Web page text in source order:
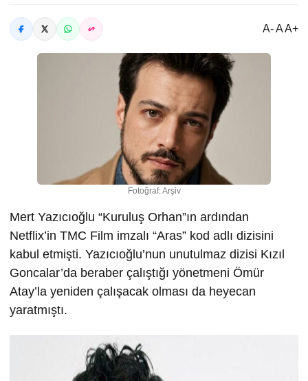
A- A A+
Fotoğraf: Arşiv
Mert Yazıcıoğlu “Kuruluş Orhan”ın ardından
Netflix’in TMC Film imzalı “Aras” kod adlı dizisini
kabul etmişti. Yazıcıoğlu’nun unutulmaz dizisi Kızıl
Goncalar’da beraber çalıştığı yönetmeni Ömür
Atay’la yeniden çalışacak olması da heyecan
yaratmıştı.